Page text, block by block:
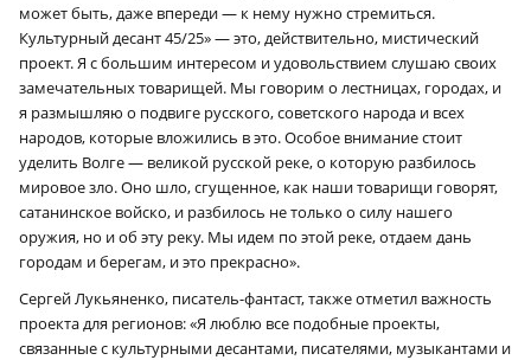
может быть, даже впереди — к нему нужно стремиться.
Культурный десант 45/25» — это, действительно, мистический
проект. Я с большим интересом и удовольствием слушаю своих
замечательных товарищей. Мы говорим о лестницах, городах, и
я размышляю о подвиге русского, советского народа и всех
народов, которые вложились в это. Особое внимание стоит
уделить Волге — великой русской реке, о которую разбилось
мировое зло. Оно шло, сгущенное, как наши товарищи говорят,
сатанинское войско, и разбилось не только о силу нашего
оружия, но и об эту реку. Мы идем по этой реке, отдаем дань
городам и берегам, и это прекрасно».
Сергей Лукьяненко, писатель-фантаст, также отметил важность
проекта для регионов: «Я люблю все подобные проекты,
связанные с культурными десантами, писателями, музыкантами и